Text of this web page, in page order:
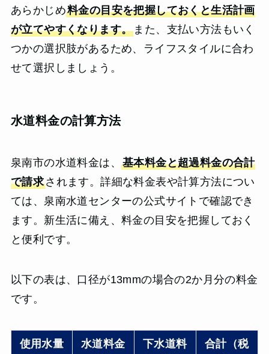
あらかじめ料金の目安を把握しておくと生活計画
が立てやすくなります。 また、支払い方法もいく
つかの選択肢があるため、ライフスタイルに合わ
せて選択しましょう。
水道料金の計算方法
泉南市の水道料金は、 基本料金と超過料金の合計
で請求されます。詳細な料金表や計算方法につい
ては、泉南水道センターの公式サイトで確認でき
ます。新生活に備え、料金の目安を把握しておく
と便利です。
以下の表は、口径が13mmの場合の2か月分の料金
です。
使用水量
水道料金
下水道料
合計（税